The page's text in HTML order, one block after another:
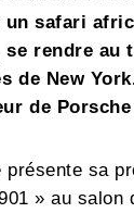
un safari
se rendre au
de New
de Porsche
présente sa
» au salon